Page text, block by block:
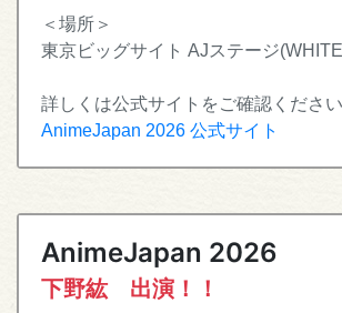
＜場所＞
東京ビッグサイト AJステージ
詳しくは公式サイトをご確認ください
AnimeJapan 2026 公式サイト
AnimeJapan 2026
下野紘 出演！！